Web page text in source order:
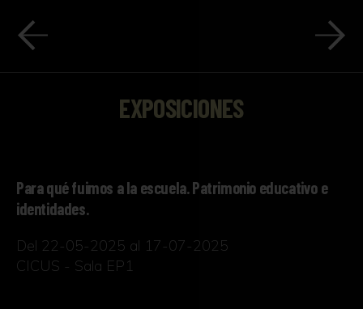
EXPOSICIONES
Para qué fuimos a la escuela. Patrimonio educativo e
identidades.
Del 22-05-2025 al 17-07-2025
CICUS - Sala EP1